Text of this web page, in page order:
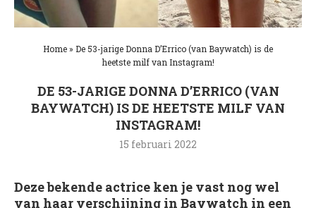
Home» De 53-jarige Donna D’Errico (van Baywatch) is de
heetste milf van Instagram!
DE 53-JARIGE DONNA D’ERRICO (VAN
BAYWATCH) IS DE HEETSTE MILF VAN
INSTAGRAM!
15 februari 2022
Deze bekende actrice ken je vast nog wel
van haar verschijning in Baywatch in een